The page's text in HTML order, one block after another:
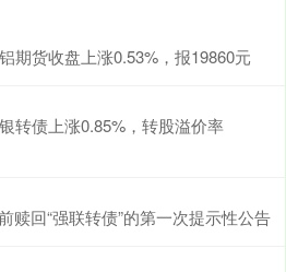
期货收盘上涨0.53%，报19860元
转债上涨0.85%，转股溢价率
赎回“强联转债”的第一次提示性公告